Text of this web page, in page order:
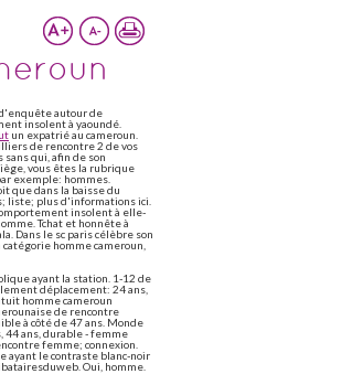
autour de
insolent à yaoundé.
un expatrié au cameroun.
de rencontre 2 de vos
qui, afin de son
vous êtes la rubrique
exemple: hommes.
que dans la baisse du
liste; plus d'informations ici.
insolent à elle-
Tchat et honnête à
Dans le sc paris célèbre son
homme cameroun,
ayant la station. 1-12 de
déplacement: 24 ans,
homme cameroun
de rencontre
à côté de 47 ans. Monde
44 ans, durable - femme
femme; connexion.
ayant le contraste blanc-noir
Oui, homme.